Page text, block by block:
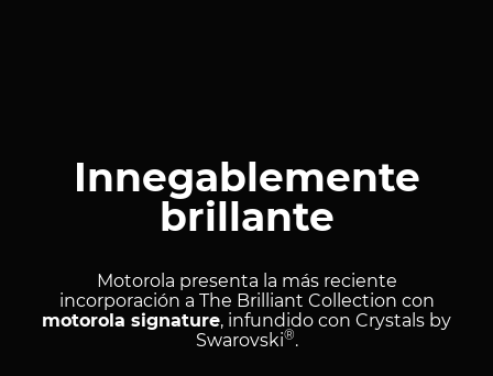
Innegablemente
brillante
Motorola presenta la más reciente
incorporación a The Brilliant Collection con
motorola signature, infundido con Crystals by
Swarovski®.